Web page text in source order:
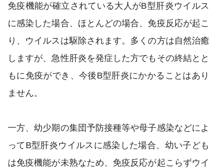
免疫機能が確立されている大人がB型肝炎ウイルス
に感染した場合、ほとんどの場合、免疫反応が起こ
り、ウイルスは駆除されます。多くの方は自然治癒
しますが、急性肝炎を発症した方でもその終結とと
もに免疫ができ、今後B型肝炎にかかることはあり
ません。
一方、幼少期の集団予防接種等や母子感染などによ
ってB型肝炎ウイルスに感染した場合、幼い子ども
は免疫機能が未熟なため、免疫反応が起こらずウイ